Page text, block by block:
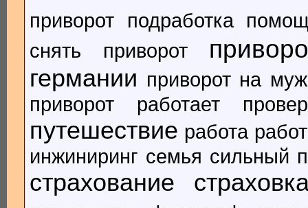
приворот
подработка
снять приворот
германии приворот на
приворот работает
путешествие работа
инжиниринг семья сильный
страхование